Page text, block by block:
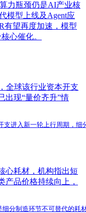
力瓶颈仍是AI产业核
模型上线及Agent应
有望再度加速，模型
心催化。
全球该行业资本开支
出现“量价齐升”情
进入新一轮上行周期，
心耗材，机构指出短
产品价格持续向上，
分制造环节不可替代的